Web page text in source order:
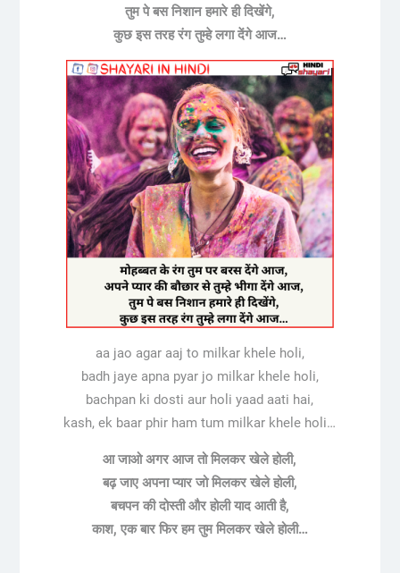
तुम पे बस निशान हमारे ही दिखेंगे,
कुछ इस तरह रंग तुम्हे लगा देंगे आज…
aa jao agar aaj to milkar khele holi,
badh jaye apna pyar jo milkar khele holi,
bachpan ki dosti aur holi yaad aati hai,
kash, ek baar phir ham tum milkar khele holi…
आ जाओ अगर आज तो मिलकर खेले होली,
बढ़ जाए अपना प्यार जो मिलकर खेले होली,
बचपन की दोस्ती और होली याद आती है,
काश, एक बार फिर हम तुम मिलकर खेले होली…